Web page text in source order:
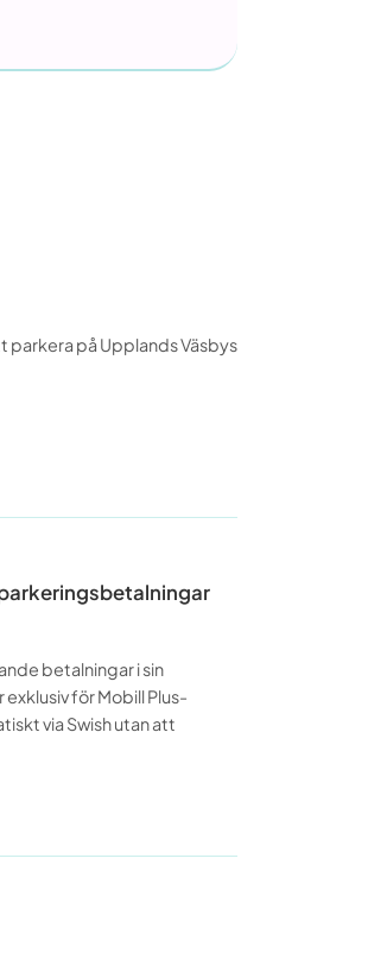
parkera på Upplands Väsbys
betalningar i sin
för Mobill Plus-
via Swish utan att